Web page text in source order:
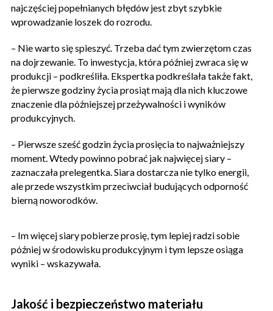
najczęściej popełnianych błędów jest zbyt szybkie
wprowadzanie loszek do rozrodu.
– Nie warto się spieszyć. Trzeba dać tym zwierzętom czas
na dojrzewanie. To inwestycja, która później zwraca się w
produkcji – podkreśliła. Ekspertka podkreślała także fakt,
że pierwsze godziny życia prosiąt mają dla nich kluczowe
znaczenie dla późniejszej przeżywalności i wyników
produkcyjnych.
– Pierwsze sześć godzin życia prosięcia to najważniejszy
moment. Wtedy powinno pobrać jak najwięcej siary –
zaznaczała prelegentka. Siara dostarcza nie tylko energii,
ale przede wszystkim przeciwciał budujących odporność
bierną noworodków.
– Im więcej siary pobierze prosię, tym lepiej radzi sobie
później w środowisku produkcyjnym i tym lepsze osiąga
wyniki – wskazywała.
Jakość i bezpieczeństwo materiału